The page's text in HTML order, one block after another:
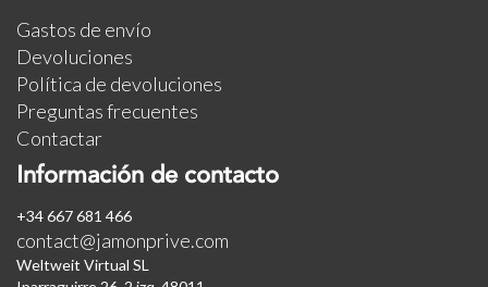
Gastos de envío
Devoluciones
Política de devoluciones
Preguntas frecuentes
Contactar
Información de contacto
+34 667 681 466
contact@jamonprive.com
Weltweit Virtual SL